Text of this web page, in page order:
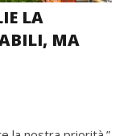
LA
MA